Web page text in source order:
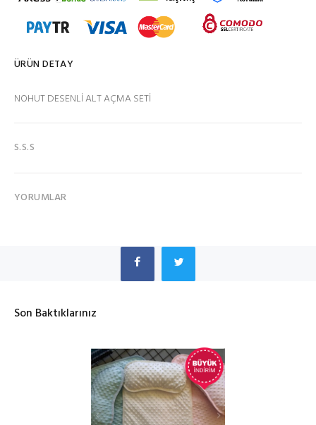
ÜRÜN DETAY
NOHUT DESENLİ ALT AÇMA SETİ
S.S.S
YORUMLAR
Son Baktıklarınız